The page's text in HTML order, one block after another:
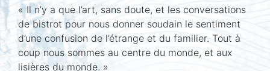
« Il n’y a que l’art, sans doute, et les conversations
de bistrot pour nous donner soudain le sentiment
d’une confusion de l’étrange et du familier. Tout à
coup nous sommes au centre du monde, et aux
lisières du monde. »